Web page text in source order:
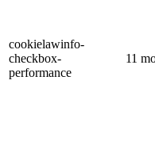
cookielawinfo-
checkbox-
performance
11